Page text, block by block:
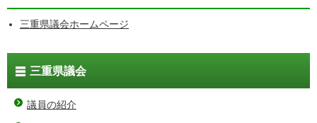
三重県議会ホームページ
三重県議会
議員の紹介